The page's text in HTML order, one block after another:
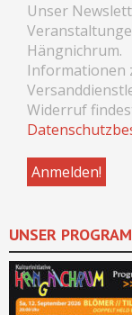
Unser
Hängnichrum.
Informationen
Widerruf
UNSER